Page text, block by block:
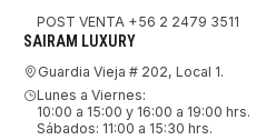
POST VENTA +56 2 2479 3511
SAIRAM LUXURY
Guardia Vieja # 202, Local 1.
Lunes a Viernes:
10:00 a 15:00 y 16:00 a 19:00 hrs.
Sábados: 11:00 a 15:30 hrs.